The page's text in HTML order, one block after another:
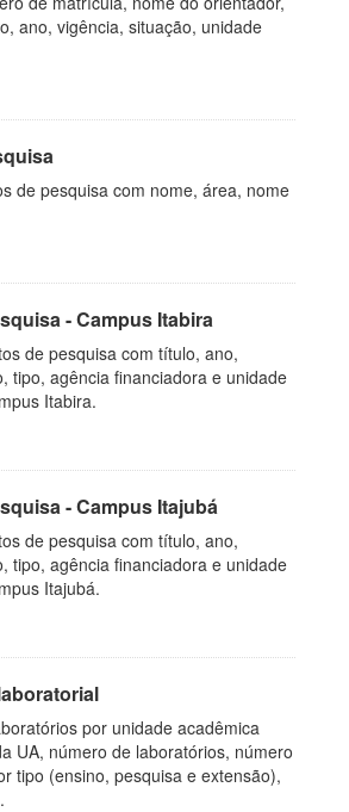
ano, vigência, situação, unidade
de pesquisa com nome, área, nome
- Campus Itabira
de pesquisa com título, ano,
tipo, agência financiadora e unidade
Itabira.
- Campus Itajubá
de pesquisa com título, ano,
tipo, agência financiadora e unidade
Itajubá.
por unidade acadêmica
UA, número de laboratórios, número
tipo (ensino, pesquisa e extensão),